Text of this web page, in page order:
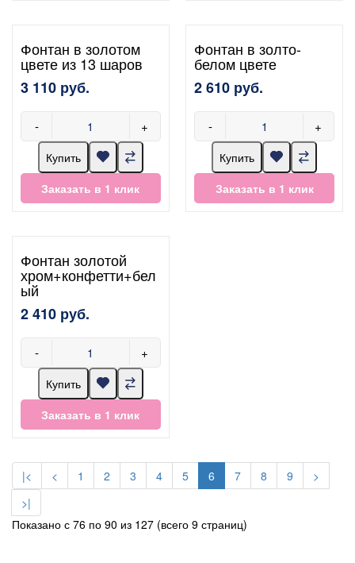
Фонтан в золотом
цвете из 13 шаров
3 110 руб.
- +
Купить
Заказать в 1 клик
Фонтан в золто-
белом цвете
2 610 руб.
- +
Купить
Заказать в 1 клик
Фонтан золотой
хром+конфетти+бел
ый
2 410 руб.
- +
Купить
Заказать в 1 клик
|< < 1 2 3 4 5 6 7 8 9
>
>|
Показано с 76 по 90 из 127 (всего 9 страниц)